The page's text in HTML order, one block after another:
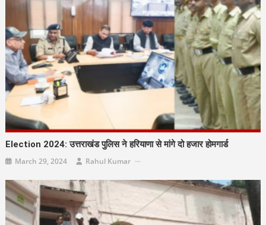
Election 2024: उत्तराखंड पुलिस ने हरियाणा से मांगे दो हजार होमगार्ड
March 29, 2024 Rahul Kumar